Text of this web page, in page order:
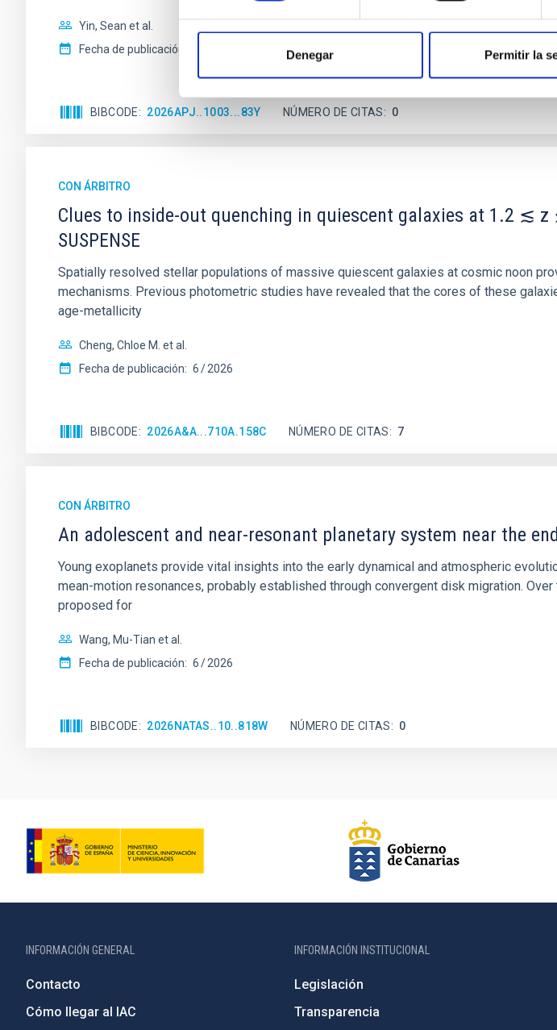
Denegar Permitir la
Yin, Sean et al.
Fecha de publicación:
BIBCODE 2026APJ..1003...83Y NÚMERO DE CITAS 0
CON ÁRBITRO
Clues to inside-out quenching in quiescent galaxies at 1.2 ≲ z
SUSPENSE
Spatially resolved stellar populations of massive quiescent galaxies at cosmic noon
mechanisms. Previous photometric studies have revealed that the cores of these
age-metallicity
Cheng, Chloe M. et al.
Fecha de publicación: 6 2026
BIBCODE 2026A&A...710A.158C NÚMERO DE CITAS 7
CON ÁRBITRO
An adolescent and near-resonant planetary system near the
Young exoplanets provide vital insights into the early dynamical and atmospheric
mean-motion resonances, probably established through convergent disk migration.
proposed for
Wang, Mu-Tian et al.
Fecha de publicación: 6 2026
BIBCODE 2026NATAS..10..818W NÚMERO DE CITAS 0
INFORMACIÓN GENERAL
Contacto
Cómo llegar al IAC
INFORMACIÓN INSTITUCIONAL
Legislación
Transparencia